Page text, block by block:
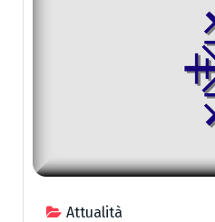
Attualità